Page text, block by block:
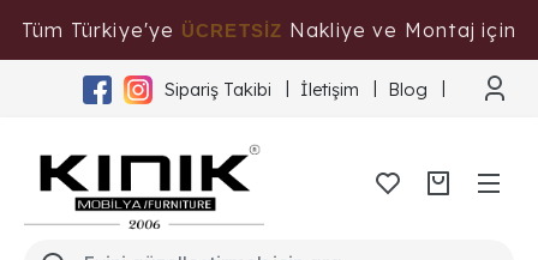
Tüm Türkiye'ye ÜCRETSİZ Nakliye ve Montaj için
Tıklayınız
Sipariş Takibi İletişim Blog